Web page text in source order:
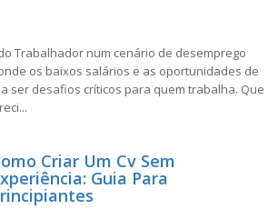
Trabalhador num cenário de desemprego
os baixos salários e as oportunidades de
ser desafios críticos para quem trabalha. Que
Criar Um Cv Sem
Guia Para